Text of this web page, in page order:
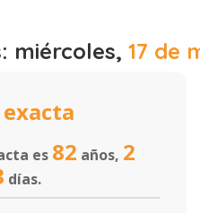
miércoles, 17 de
es 82 años, 2
días.